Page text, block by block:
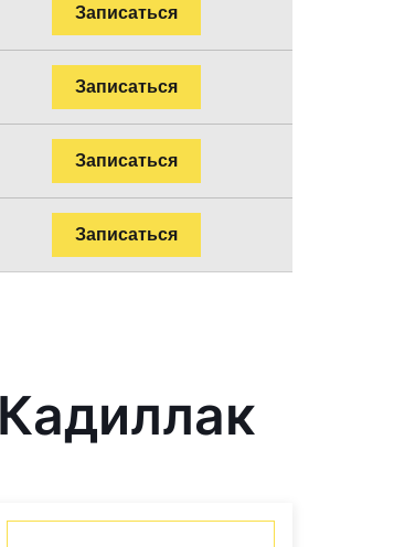
Записаться
Записаться
Записаться
Записаться